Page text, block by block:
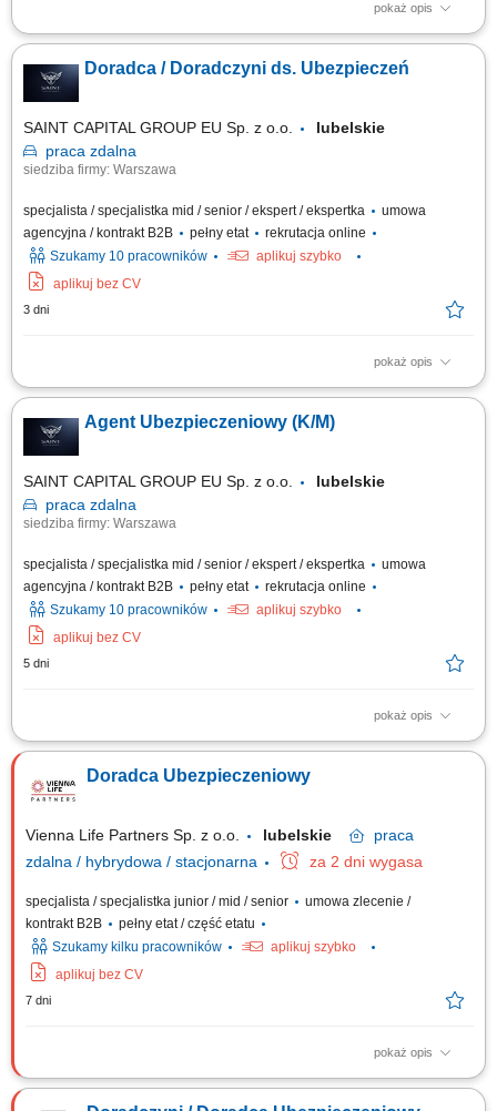
pokaż opis
Opis stanowiska: Kompleksowa obsługa klientów w zakresie produktów
pozyskiwanie nowych klientów. Analiza potrzeb i przygotowywanie
indywidualnych rozwiązań ubezpieczeniowych. Budowanie pozycji
Doradca / Doradczyni ds. Ubezpieczeń
SAINT CAPITAL GROUP EU Sp. z o.o.
lubelskie
praca zdalna
siedziba firmy: Warszawa
specjalista / specjalistka mid / senior / ekspert / ekspertka
umowa
agencyjna / kontrakt B2B
pełny etat
rekrutacja online
Szukamy 10 pracowników
aplikuj szybko
aplikuj bez CV
3 dni
pokaż opis
Opis stanowiska: Rozwijanie współpracy z obecnymi klientami oraz
ubezpieczeń na życie, majątkowych, komunikacyjnych i dla firm.
Budowanie długofalowych relacji oraz dopasowywanie rozwiązań do
Agent Ubezpieczeniowy (K/M)
SAINT CAPITAL GROUP EU Sp. z o.o.
lubelskie
praca zdalna
siedziba firmy: Warszawa
specjalista / specjalistka mid / senior / ekspert / ekspertka
umowa
agencyjna / kontrakt B2B
pełny etat
rekrutacja online
Szukamy 10 pracowników
aplikuj szybko
aplikuj bez CV
5 dni
pokaż opis
Opis stanowiska: Aktywna obsługa i cross-selling w ramach własnego
(życiowe, majątkowe, komunikacyjne, firmowe) Koncentracja na
budowaniu długofalowych relacji w obszarze ubezpieczeń na życie;
Doradca Ubezpieczeniowy
Vienna Life Partners Sp. z o.o. lubelskie
praca
zdalna / hybrydowa / stacjonarna
za 2 dni wygasa
specjalista / specjalistka junior / mid / senior
umowa zlecenie /
kontrakt B2B
pełny etat / część etatu
Szukamy kilku pracowników
aplikuj szybko
aplikuj bez CV
7 dni
pokaż opis
Twój zakres obowiązków: Będziesz aktywnie poszukiwać nowych